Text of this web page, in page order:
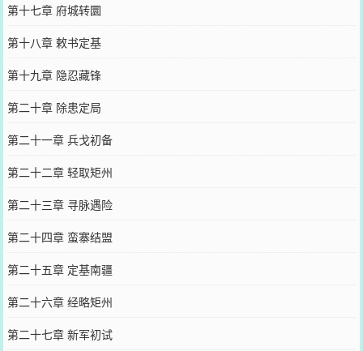
第十七章 府城转圜
第十八章 敕书定基
第十九章 隐忍藏锋
第二十章 除患定局
第二十一章 兵戈初备
第二十二章 轻取矩州
第二十三章 寻脉遇险
第二十四章 蛮寨结盟
第二十五章 定基南疆
第二十六章 经略矩州
第二十七章 新军初试